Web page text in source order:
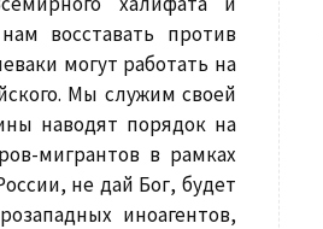
восставать против
могут работать на
Мы служим своей
наводят порядок на
мигрантов в рамках
не дай Бог, будет
иноагентов,